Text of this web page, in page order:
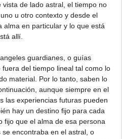
de lado astral, el tiempo no
u otro contexto y desde el
alma en particular y lo que está
allí.
guardianes, o guías
del tiempo lineal tal como lo
material. Por lo tanto, saben lo
aunque siempre en el
las experiencias futuras pueden
hay un destino fijo para cada
fijo que el alma de esa persona
encontraba en el astral, o